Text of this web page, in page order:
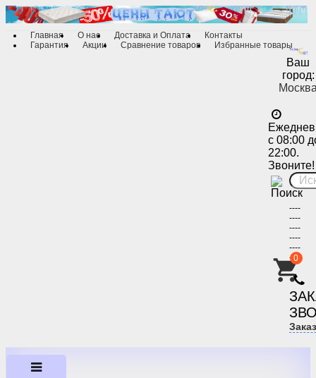
Главная О нас Доставка и Оплата
Контакты
Гарантия
Акции Сравнение товаров Избранные товары
Ваш
город:
с 08:00
22:00.
Звоните!
----
----
----
----
----
----
0